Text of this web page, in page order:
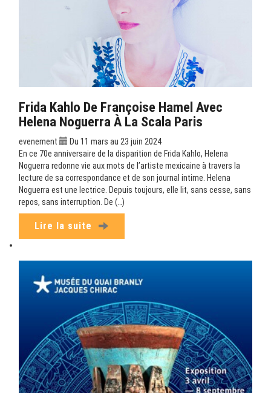
Frida Kahlo De Françoise Hamel Avec
Helena Noguerra À La Scala Paris
evenement
Du 11 mars au 23 juin 2024
En ce 70e anniversaire de la disparition de Frida Kahlo, Helena
Noguerra redonne vie aux mots de l’artiste mexicaine à travers la
lecture de sa correspondance et de son journal intime. Helena
Noguerra est une lectrice. Depuis toujours, elle lit, sans cesse, sans
repos, sans interruption. De (…)
Lire la suite